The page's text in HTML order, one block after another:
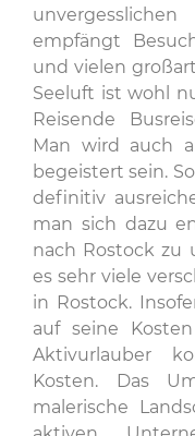
empfängt
und vielen
Seeluft ist wohl
Reisende
Man wird auch
begeistert sein.
definitiv
man sich dazu
nach Rostock zu
es sehr viele
in Rostock.
auf seine
Aktivurlauber
Kosten. Das
malerische